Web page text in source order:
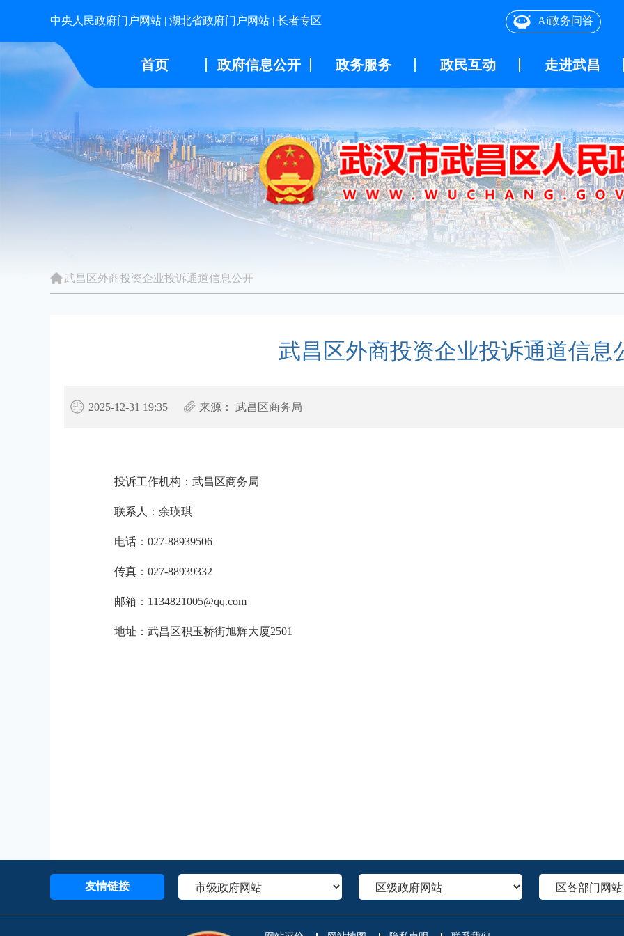
Ai政务问答
中央人民政府门户网站 | 湖北省政府门户网站 | 长者专区
首页 政府信息公开 政务服务 政民互动 走进武昌
武昌区外商投资企业投诉通道信息公开
武昌区外商投资企业投诉通道信息
2025-12-31 19:35 来源： 武昌区商务局
投诉工作机构：武昌区商务局
联系人：余瑛琪
电话：027-88939506
传真：027-88939332
邮箱：1134821005@qq.com
地址：武昌区积玉桥街旭辉大厦2501
友情链接